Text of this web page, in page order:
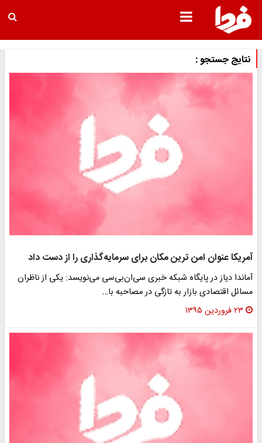
نتایج جستجو :
آمریکا عنوان امن ترین مکان برای سرمایه‌گذاری را از دست داد
آماندا دیاز در پایگاه شبکه خبری سی‌ان‌بی‌سی می‌نویسد: یکی از ناظران
مسائل اقتصادی بازار به تازگی در مصاحبه با…
۲۳ فروردین ۱۳۹۵